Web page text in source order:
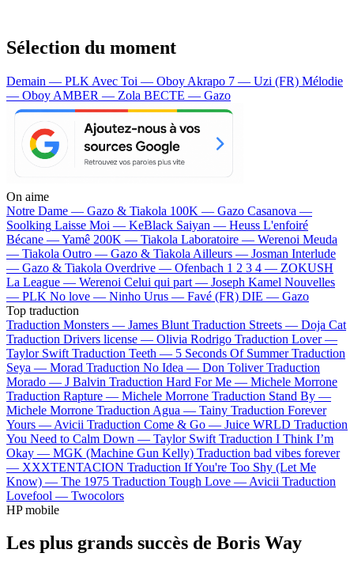
Sélection du moment
Demain — PLK Avec Toi — Oboy Akrapo 7 — Uzi (FR) Mélodie
— Oboy AMBER — Zola BECTE — Gazo
On aime
Notre Dame — Gazo & Tiakola 100K — Gazo Casanova —
Soolking Laisse Moi — KeBlack Saiyan — Heuss L'enfoiré
Bécane —Yamê 200K — Tiakola Laboratoire — Werenoi Meuda
— Tiakola Outro — Gazo & Tiakola Ailleurs — Josman Interlude
— Gazo & Tiakola Overdrive — Ofenbach 1 2 3 4 — ZOKUSH
La League — Werenoi Celui qui part — Joseph Kamel Nouvelles
— PLK No love — Ninho Urus — Favé (FR) DIE — Gazo
Top traduction
Traduction Monsters — James Blunt Traduction Streets — Doja Cat
Traduction Drivers license — Olivia Rodrigo Traduction Lover —
Taylor Swift Traduction Teeth — 5 Seconds Of Summer Traduction
Seya — Morad Traduction No Idea — Don Toliver Traduction
Morado — J Balvin Traduction Hard For Me — Michele Morrone
Traduction Rapture — Michele Morrone Traduction Stand By —
Michele Morrone Traduction Agua — Tainy Traduction Forever
Yours — Avicii Traduction Come & Go — Juice WRLD Traduction
You Need to Calm Down — Taylor Swift Traduction I Think I’m
Okay — MGK (Machine Gun Kelly) Traduction bad vibes forever
— XXXTENTACION Traduction If You're Too Shy (Let Me
Know) — The 1975 Traduction Tough Love — Avicii Traduction
Lovefool — Twocolors
HP mobile
Les plus grands succès de Boris Way